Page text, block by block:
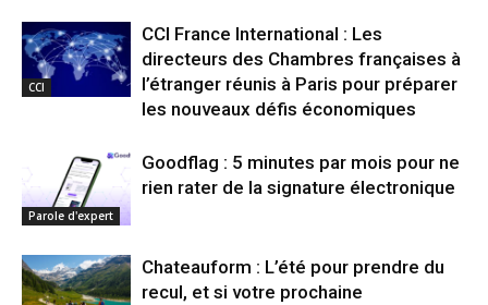
CCI
CCI France International : Les
directeurs des Chambres françaises à
l’étranger réunis à Paris pour préparer
les nouveaux défis économiques
Parole d'expert
Goodflag : 5 minutes par mois pour ne
rien rater de la signature électronique
Chateauform : L’été pour prendre du
recul, et si votre prochaine